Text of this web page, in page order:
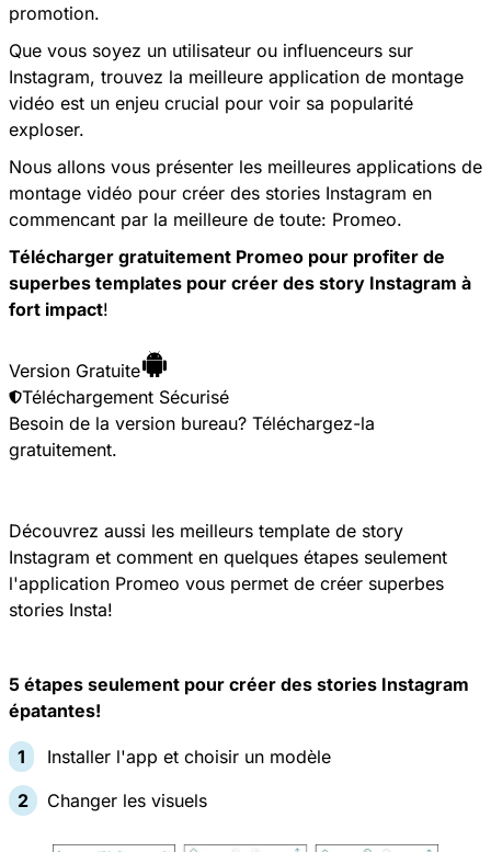
promotion.
Que vous soyez un utilisateur ou influenceurs sur
Instagram, trouvez la meilleure application de montage
vidéo est un enjeu crucial pour voir sa popularité
exploser.
Nous allons vous présenter les meilleures applications de
montage vidéo pour créer des stories Instagram en
commencant par la meilleure de toute: Promeo.
Télécharger gratuitement Promeo pour profiter de
superbes templates pour créer des story Instagram à
fort impact!
Version Gratuite
Téléchargement Sécurisé
Besoin de la version bureau? Téléchargez-la
gratuitement.
Découvrez aussi les meilleurs template de story
Instagram et comment en quelques étapes seulement
l'application Promeo vous permet de créer superbes
stories Insta!
5 étapes seulement pour créer des stories Instagram
épatantes!
Installer l'app et choisir un modèle
Changer les visuels